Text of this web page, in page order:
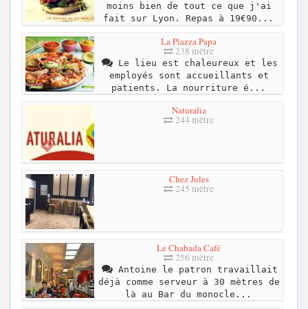
moins bien de tout ce que j'ai
fait sur Lyon. Repas à 19€90...
La Piazza Papa
238 mètre
Le lieu est chaleureux et les
employés sont accueillants et
patients. La nourriture é...
Naturalia
244 mètre
Chez Jules
245 mètre
Le Chabada Café
256 mètre
Antoine le patron travaillait
déjà comme serveur à 30 mètres de
là au Bar du monocle...